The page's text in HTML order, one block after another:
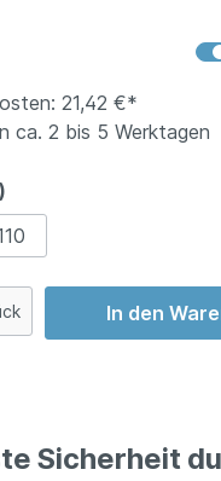
21,42 €*
ca. 2 bis 5 Werktagen
In den
Sicherheit